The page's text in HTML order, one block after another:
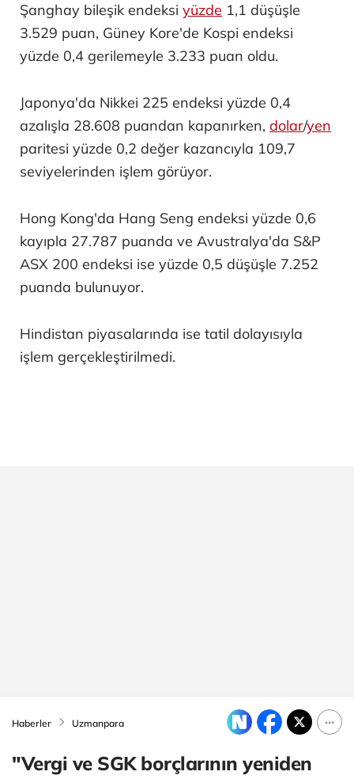
Şanghay bileşik endeksi yüzde 1,1 düşüşle
3.529 puan, Güney Kore'de Kospi endeksi
yüzde 0,4 gerilemeyle 3.233 puan oldu.
Japonya'da Nikkei 225 endeksi yüzde 0,4
azalışla 28.608 puandan kapanırken, dolar/yen
paritesi yüzde 0,2 değer kazancıyla 109,7
seviyelerinden işlem görüyor.
Hong Kong'da Hang Seng endeksi yüzde 0,6
kayıpla 27.787 puanda ve Avustralya'da S&P
ASX 200 endeksi ise yüzde 0,5 düşüşle 7.252
puanda bulunuyor.
Hindistan piyasalarında ise tatil dolayısıyla
işlem gerçekleştirilmedi.
Haberler Uzmanpara
"Vergi ve SGK borçlarının yeniden